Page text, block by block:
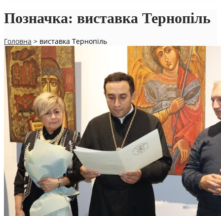
Позначка: виставка Тернопіль
Головна > виставка Тернопіль